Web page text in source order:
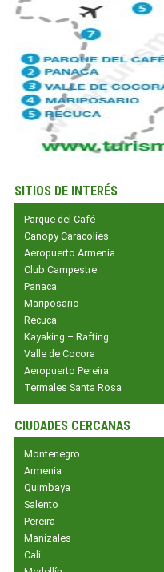
SITIOS DE INTERÉS
Parque del Café
Canopy Caracolies
Aeropuerto Armenia
Club Campestre
Panaca
Mariposario
Recuca
Kayaking – Rafting
Valle de Cocora
Aeropuerto Pereira
Termales Santa Rosa
CIUDADES CERCANAS
Montenegro
Armenia
Quimbaya
Salento
Pereira
Manizales
Cali